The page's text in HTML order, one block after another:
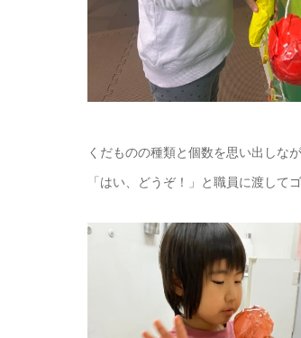
くだものの種類と個数を思い出しな
「はい、どうぞ！」と職員に渡して